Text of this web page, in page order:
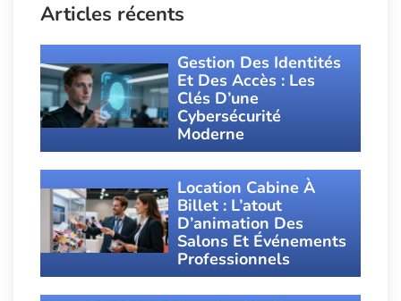
Articles récents
Gestion Des Identités
Et Des Accès : Les
Clés D’une
Cybersécurité
Moderne
Location Cabine À
Billet : L’atout
D’animation Des
Salons Et Événements
Professionnels